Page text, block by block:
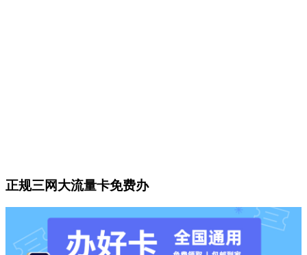
正规三网大流量卡免费办